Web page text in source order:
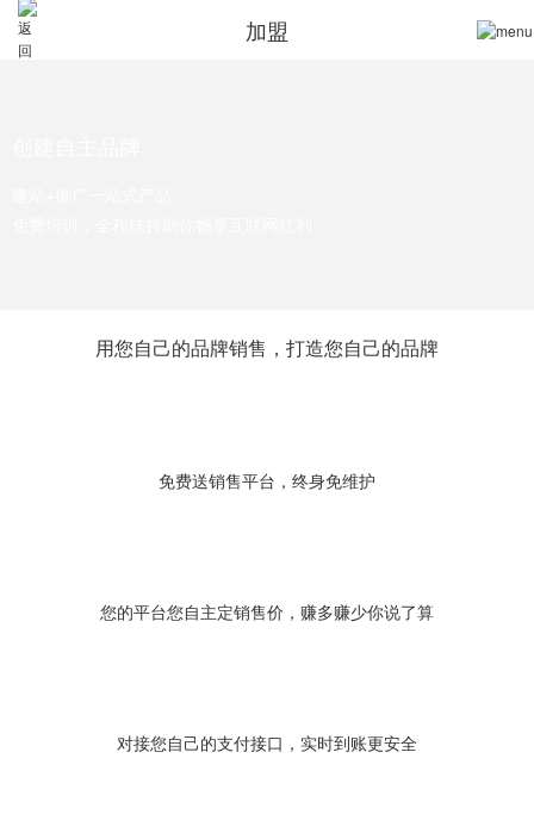
加盟
用您自己的品牌销售，打造您自己的品牌
免费送销售平台，终身免维护
您的平台您自主定销售价，赚多赚少你说了算
对接您自己的支付接口，实时到账更安全